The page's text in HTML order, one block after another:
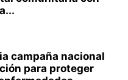
campaña nacional
para proteger